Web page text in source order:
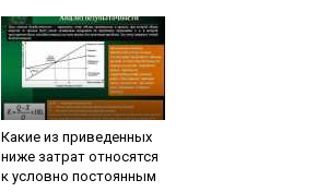
Какие из приведенных
ниже затрат относятся
к условно постоянным